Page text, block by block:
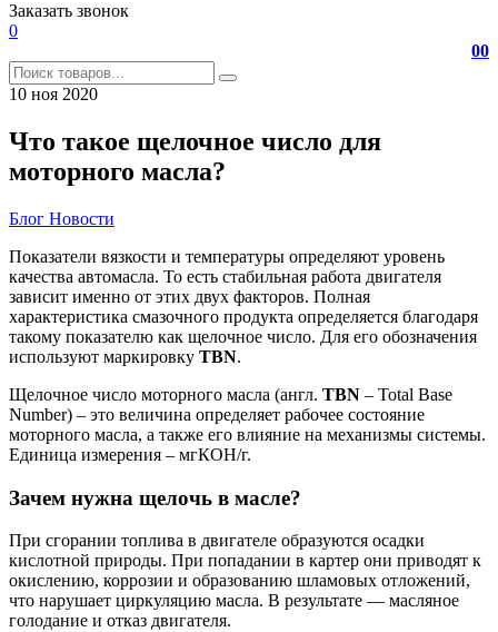
Заказать звонок
0
00
10 ноя 2020
Что такое щелочное число для
моторного масла?
Блог Новости
Показатели вязкости и температуры определяют уровень
качества автомасла. То есть стабильная работа двигателя
зависит именно от этих двух факторов. Полная
характеристика смазочного продукта определяется благодаря
такому показателю как щелочное число. Для его обозначения
используют маркировку TBN.
Щелочное число моторного масла (англ. TBN – Total Base
Number) – это величина определяет рабочее состояние
моторного масла, а также его влияние на механизмы системы.
Единица измерения – мгКОН/г.
Зачем нужна щелочь в масле?
При сгорании топлива в двигателе образуются осадки
кислотной природы. При попадании в картер они приводят к
окислению, коррозии и образованию шламовых отложений,
что нарушает циркуляцию масла. В результате — масляное
голодание и отказ двигателя.